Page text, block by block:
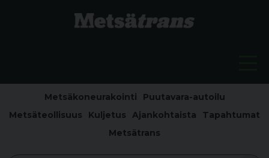
Metsäkoneurakointi
Puutavara-autoilu
Metsäteollisuus
Kuljetus Ajankohtaista
Tapahtumat
Metsätrans